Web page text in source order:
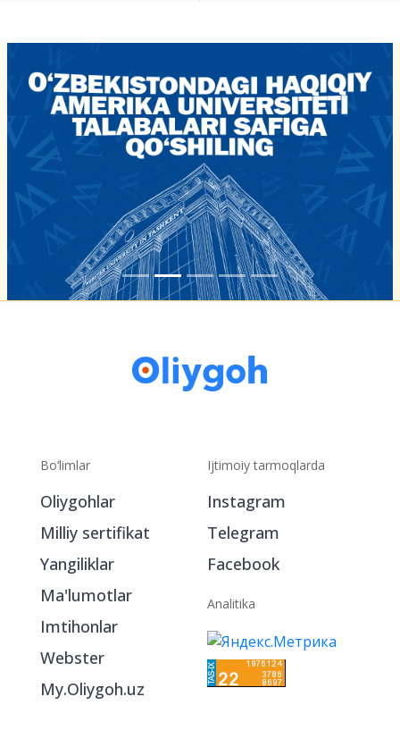
Bo‘limlar
Oliygohlar
Milliy sertifikat
Yangiliklar
Ma'lumotlar
Imtihonlar
Webster
My.Oliygoh.uz
Ijtimoiy tarmoqlarda
Instagram
Telegram
Facebook
Analitika